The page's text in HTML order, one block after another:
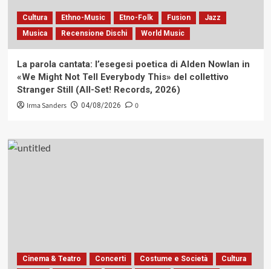
Cultura Ethno-Music Etno-Folk Fusion
Jazz
Musica
Recensione Dischi World Music
La parola cantata: l’esegesi poetica di Alden Nowlan in
«We Might Not Tell Everybody This» del collettivo
Stranger Still (All-Set! Records, 2026)
Irma Sanders 04/08/2026 0
Cinema & Teatro Concerti Costume e Società
Cultura